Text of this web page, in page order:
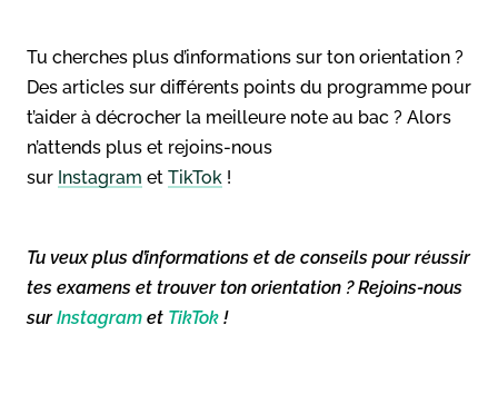
Tu cherches plus d’informations sur ton orientation ?
Des articles sur différents points du programme pour
t’aider à décrocher la meilleure note au bac ? Alors
n’attends plus et rejoins-nous
sur Instagram et TikTok !
Tu veux plus d’informations et de conseils pour réussir
tes examens et trouver ton orientation ? Rejoins-nous
surInstagram et TikTok !